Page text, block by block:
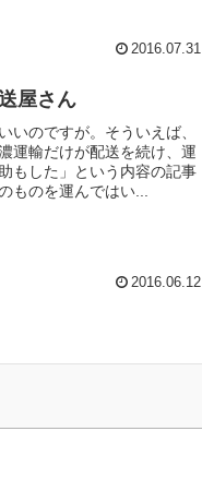
2016.07.31
屋さん
いのですが。そういえば、
運輸だけが配送を続け、運
もした」という内容の記事
ものを運んではい...
2016.06.12